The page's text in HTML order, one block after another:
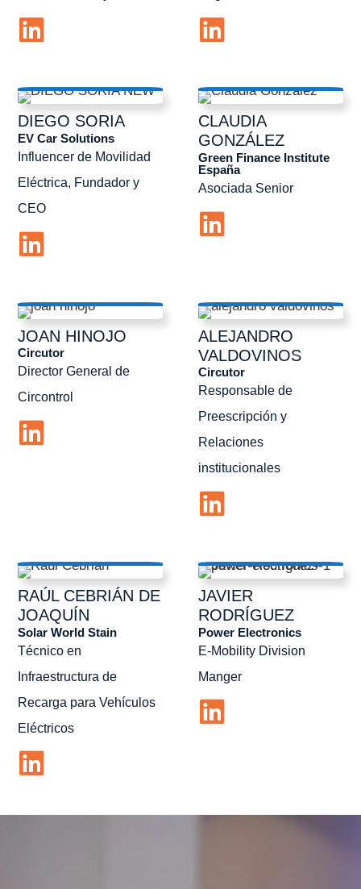
DIEGO SORIA
Influencer de Movilidad
Eléctrica, Fundador y
CEO
EV Car Solutions
CLAUDIA
GONZÁLEZ
Asociada Senior
Green Finance Institute
España
JOAN HINOJO
Director General de
Circontrol
Circutor
ALEJANDRO
VALDOVINOS
Responsable de
Preescripción y
Relaciones
institucionales
Circutor
RAÚL CEBRIÁN DE
JOAQUÍN
Técnico en
Infraestructura de
Recarga para Vehículos
Eléctricos
Solar World Stain
JAVIER
RODRÍGUEZ
E-Mobility Division
Manger
Power Electronics